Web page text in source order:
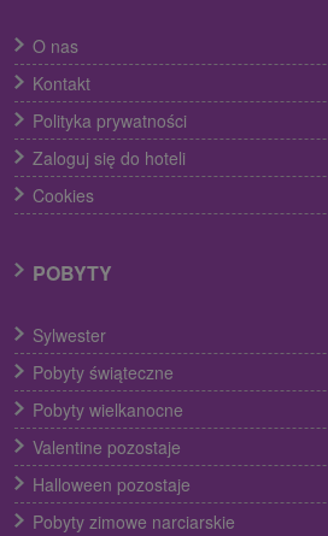
O nas
Kontakt
Polityka prywatności
Zaloguj się do hoteli
Cookies
POBYTY
Sylwester
Pobyty świąteczne
Pobyty wielkanocne
Valentine pozostaje
Halloween pozostaje
Pobyty zimowe narciarskie